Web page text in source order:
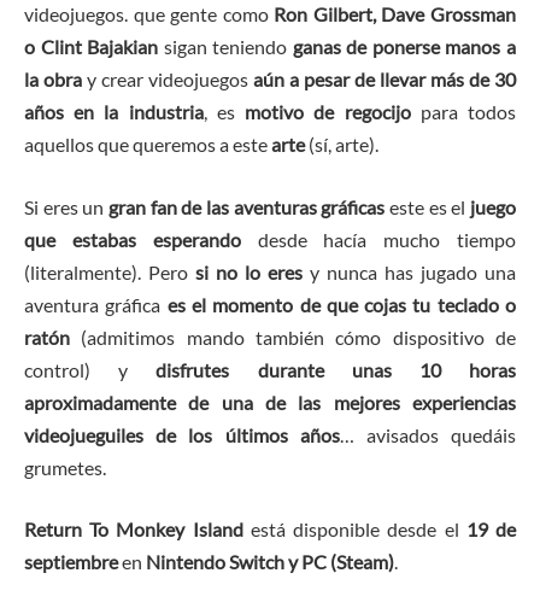
videojuegos. que gente como Ron Gilbert, Dave Grossman
o Clint Bajakian sigan teniendo ganas de ponerse manos a
la obra y crear videojuegos aún a pesar de llevar más de 30
años en la industria, es motivo de regocijopara todos
aquellos que queremos a estearte(sí, arte).
Si eres un gran fan de las aventuras gráficas este es el juego
que estabas esperandodesde hacía mucho tiempo
(literalmente). Pero si no lo eres y nunca has jugado una
aventura gráfica es el momento de que cojas tu teclado o
ratón (admitimos mando también cómo dispositivo de
control) ydisfrutes durante unas 10 horas
aproximadamente de una de las mejores experiencias
videojueguiles de los últimos años… avisados quedáis
grumetes.
Return To Monkey Island está disponible desde el 19 de
septiembreen Nintendo Switch y PC (Steam).